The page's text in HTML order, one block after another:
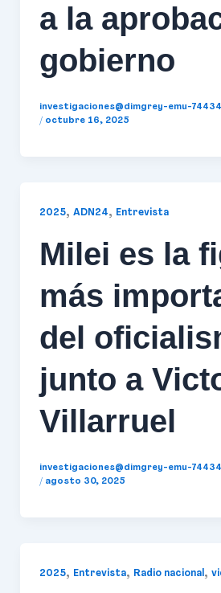
a la
gobierno
investigaciones@dimgrey-emu-
/ octubre 16, 2025
2025, ADN24, Entrevista
Milei es la
más
del
junto a
Villarruel
investigaciones@dimgrey-emu-
/ agosto 30, 2025
2025, Entrevista, Radio nacional ,